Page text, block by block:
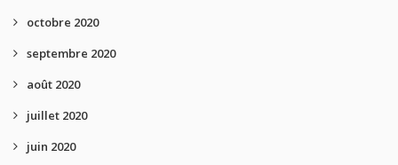
octobre 2020
septembre 2020
août 2020
juillet 2020
juin 2020